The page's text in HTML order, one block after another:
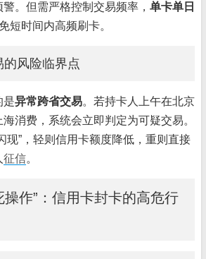
。但需严格控制交易频率， 单卡单日
短时间内高频刷卡。
的风险临界点
是异常跨省交易。若持卡人上午在北京
消费，系统会立即判定为可疑交易。
现”，轻则信用卡额度降低，重则直接
征信。
操作”：信用卡封卡的高危行